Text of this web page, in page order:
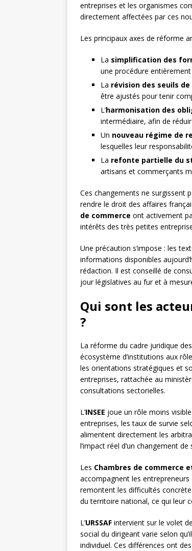
entreprises et les organismes
directement affectées par ces
Les principaux axes de réforme
La simplification des
une procédure
La révision des seuils
être ajustés pour tenir
L’harmonisation des
intermédiaire, afin de
Un nouveau régime de
lesquelles leur
La refonte partielle du
artisans et commerçants
Ces changements ne surgissent
rendre le droit des affaires
de commerce ont activement
intérêts des très petites
Une précaution s’impose : les
informations disponibles
rédaction. Il est conseillé de
jour législatives au fur et à
Qui sont les
?
La réforme du cadre juridique
écosystème d’institutions aux
les orientations stratégiques et
entreprises, rattachée au
consultations sectorielles.
L’INSEE joue un rôle moins
entreprises, les taux de survie
alimentent directement les
l’impact réel d’un changement
Les Chambres de commerce
accompagnent les
remontent les difficultés
du territoire national, ce qui leur
L’URSSAF intervient sur le volet
social du dirigeant varie selon
individuel. Ces différences ont